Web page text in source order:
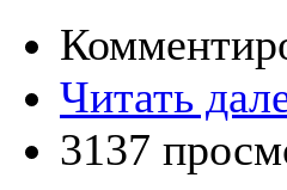
Читать
3137